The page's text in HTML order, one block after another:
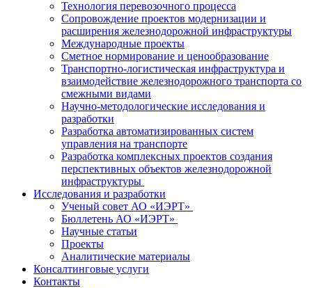
Технология перевозочного процесса
Сопровождение проектов модернизации и
расширения железнодорожной инфраструктуры
Международные проекты
Сметное нормирование и ценообразование
Транспортно-логистическая инфраструктура и
взаимодействие железнодорожного транспорта со
смежными видами
Научно-методологические исследования и
разработки
Разработка автоматизированных систем
управления на транспорте
Разработка комплексных проектов создания
перспективных объектов железнодорожной
инфраструктуры
Исследования и разработки
Ученый совет АО «ИЭРТ»
Бюллетень АО «ИЭРТ»
Научные статьи
Проекты
Аналитические материалы
Консалтинговые услуги
Контакты